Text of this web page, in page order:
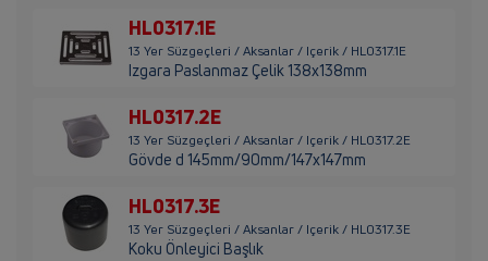
HL0317.1E
13 Yer Süzgeçleri / Aksanlar / Içerik / HL0317.1E
Izgara Paslanmaz Çelik 138x138mm
HL0317.2E
13 Yer Süzgeçleri / Aksanlar / Içerik / HL0317.2E
Gövde d 145mm/90mm/147x147mm
HL0317.3E
13 Yer Süzgeçleri / Aksanlar / Içerik / HL0317.3E
Koku Önleyici Başlık